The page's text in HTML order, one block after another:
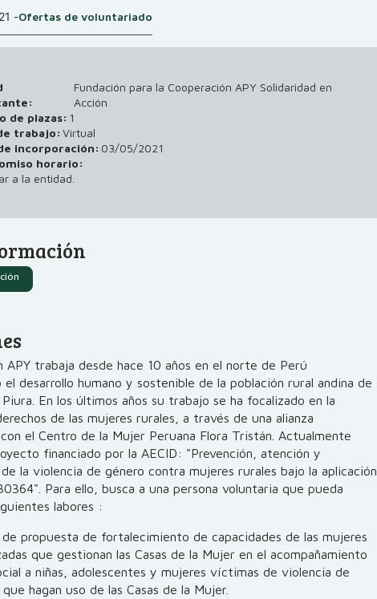
-Ofertas de voluntariado
Fundación para la Cooperación APY Solidaridad en
Acción
de plazas: 1
trabajo: Virtual
incorporación: 03/05/2021
horario:
a la entidad.
APY trabaja desde hace 10 años en el norte de Perú
el desarrollo humano y sostenible de la población rural andina de
En los últimos años su trabajo se ha focalizado en la
de las mujeres rurales, a través de una alianza
el Centro de la Mujer Peruana Flora Tristán. Actualmente
financiado por la AECID: "Prevención, atención y
la violencia de género contra mujeres rurales bajo la aplicación
Para ello, busca a una persona voluntaria que pueda
labores :
de propuesta de fortalecimiento de capacidades de las mujeres
que gestionan las Casas de la Mujer en el acompañamiento
a niñas, adolescentes y mujeres víctimas de violencia de
hagan uso de las Casas de la Mujer.